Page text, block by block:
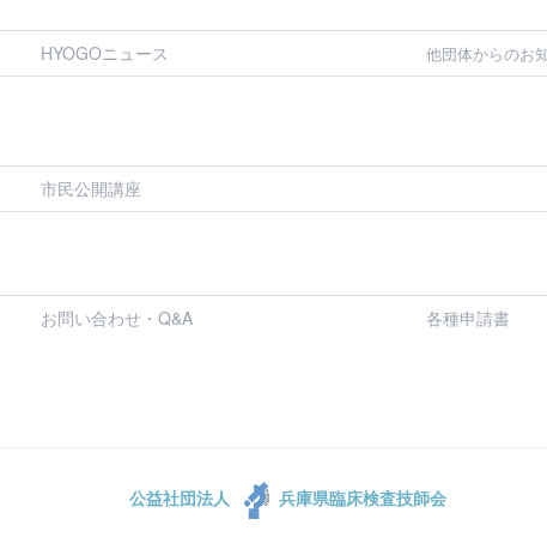
HYOGOニュース 他団体からのお
市民公開講座
お問い合わせ・Q&A 各種申請書
公益社団法人 兵庫県臨床検査技師会